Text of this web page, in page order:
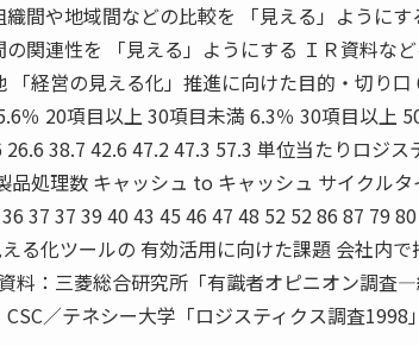
間や地域間などの比較を 「見える」ようにす
関連性を 「見える」ようにする ＩＲ資料な
経営の見える化」推進に向けた目的・切り口
％ 20項目以上 30項目未満 6.3％ 30項目以上
38.7 42.6 47.2 47.3 57.3 単位当たりロジス
処理数 キャッシュ to キャッシュ サイクルタ
37 37 39 40 43 45 46 47 48 52 52 86 87 79
る化ツールの 有効活用に向けた課題 会社内で
料：三菱総合研究所「有識者オピニオン調査
／テネシー大学「ロジスティクス調査1998